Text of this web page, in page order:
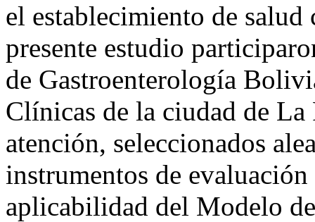
el establecimiento de
presente estudio
de Gastroenterología
Clínicas de la ciudad de La
atención, seleccionados
instrumentos de
aplicabilidad del Modelo